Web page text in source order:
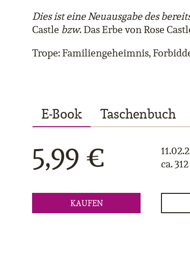
Dies ist eine Neuausgabe des
Castle bzw. Das Erbe von Rose
Trope: Familiengeheimnis,
E-Book Taschenbuch
5,99 €
ca.
KAUFEN